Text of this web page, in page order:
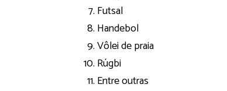
Futsal
Handebol
Vôlei de praia
Rúgbi
Entre outras